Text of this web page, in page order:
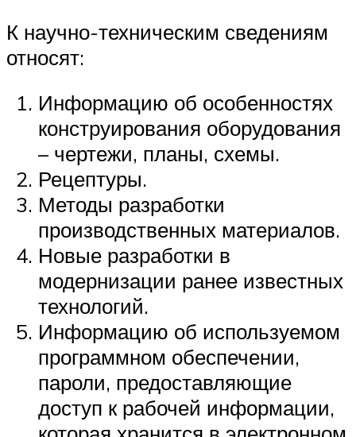
К научно-техническим сведениям
относят:
Информацию об особенностях
конструирования оборудования
– чертежи, планы, схемы.
Рецептуры.
Методы разработки
производственных материалов.
Новые разработки в
модернизации ранее известных
технологий.
Информацию об используемом
программном обеспечении,
пароли, предоставляющие
доступ к рабочей информации,